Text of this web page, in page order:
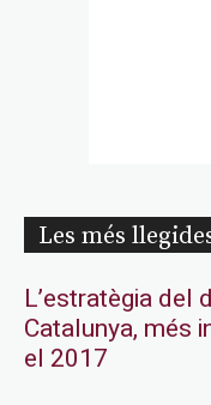
Les més
L’estratègia del
Catalunya, més
el 2017